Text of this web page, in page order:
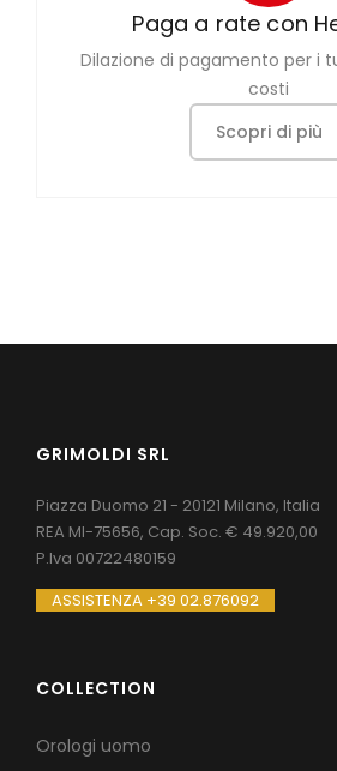
Paga a rate con
Dilazione di pagamento per i
costi
Scopri di più
GRIMOLDI SRL
Piazza Duomo 21 - 20121 Milano, Italia
REA MI-75656, Cap. Soc. € 49.920,00
P.Iva 00722480159
ASSISTENZA +39 02.876092
COLLECTION
Orologi uomo